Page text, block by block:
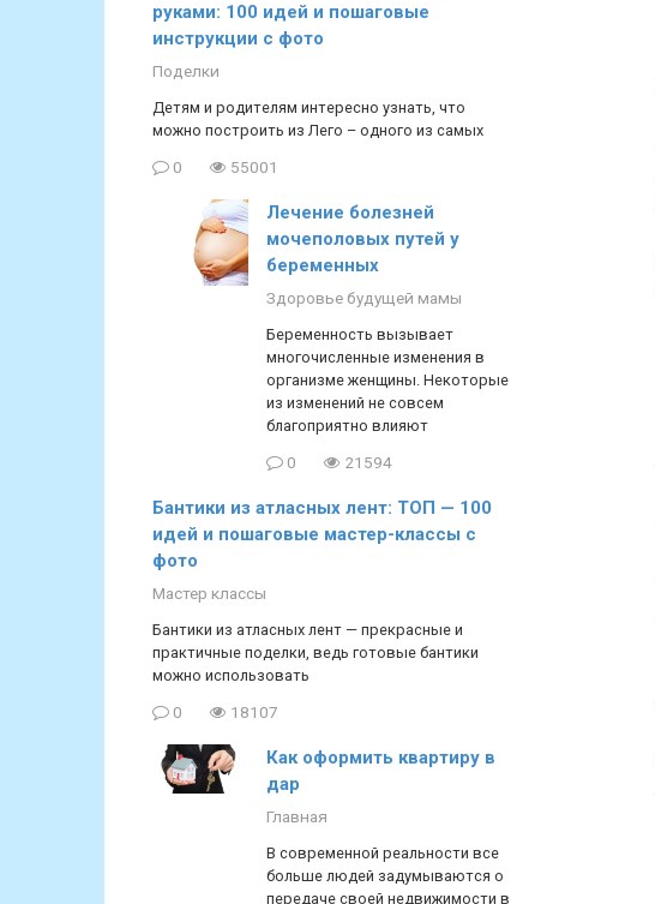
руками: 100 идей и пошаговые
инструкции с фото
Поделки
Детям и родителям интересно узнать, что
можно построить из Лего – одного из самых
0 55001
Лечение болезней
мочеполовых путей у
беременных
Здоровье будущей мамы
Беременность вызывает
многочисленные изменения в
организме женщины. Некоторые
из изменений не совсем
благоприятно влияют
0 21594
Бантики из атласных лент: ТОП — 100
идей и пошаговые мастер-классы с
фото
Мастер классы
Бантики из атласных лент — прекрасные и
практичные поделки, ведь готовые бантики
можно использовать
0 18107
Как оформить квартиру в
дар
Главная
В современной реальности все
больше людей задумываются о
передаче своей недвижимости в